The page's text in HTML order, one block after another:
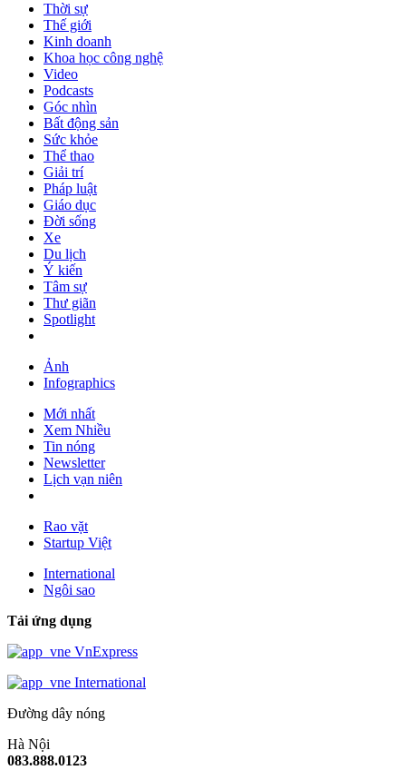
Thời sự
Thế giới
Kinh doanh
Khoa học công nghệ
Video
Podcasts
Góc nhìn
Bất động sản
Sức khỏe
Thể thao
Giải trí
Pháp luật
Giáo dục
Đời sống
Xe
Du lịch
Ý kiến
Tâm sự
Thư giãn
Spotlight
Ảnh
Infographics
Mới nhất
Xem Nhiều
Tin nóng
Newsletter
Lịch vạn niên
Rao vặt
Startup Việt
International
Ngôi sao
Tải ứng dụng
VnExpress
International
Đường dây nóng
Hà Nội
083.888.0123